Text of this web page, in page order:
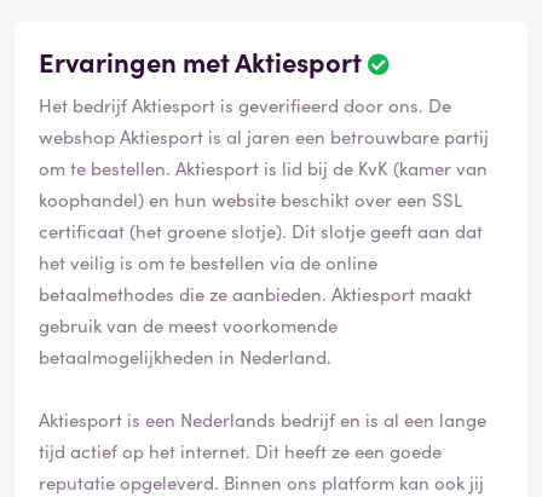
Ervaringen met Aktiesport
Het bedrijf Aktiesport is geverifieerd door ons. De
webshop Aktiesport is al jaren een betrouwbare partij
om te bestellen. Aktiesport is lid bij de KvK (kamer van
koophandel) en hun website beschikt over een SSL
certificaat (het groene slotje). Dit slotje geeft aan dat
het veilig is om te bestellen via de online
betaalmethodes die ze aanbieden. Aktiesport maakt
gebruik van de meest voorkomende
betaalmogelijkheden in Nederland.
Aktiesport is een Nederlands bedrijf en is al een lange
tijd actief op het internet. Dit heeft ze een goede
reputatie opgeleverd. Binnen ons platform kan ook jij